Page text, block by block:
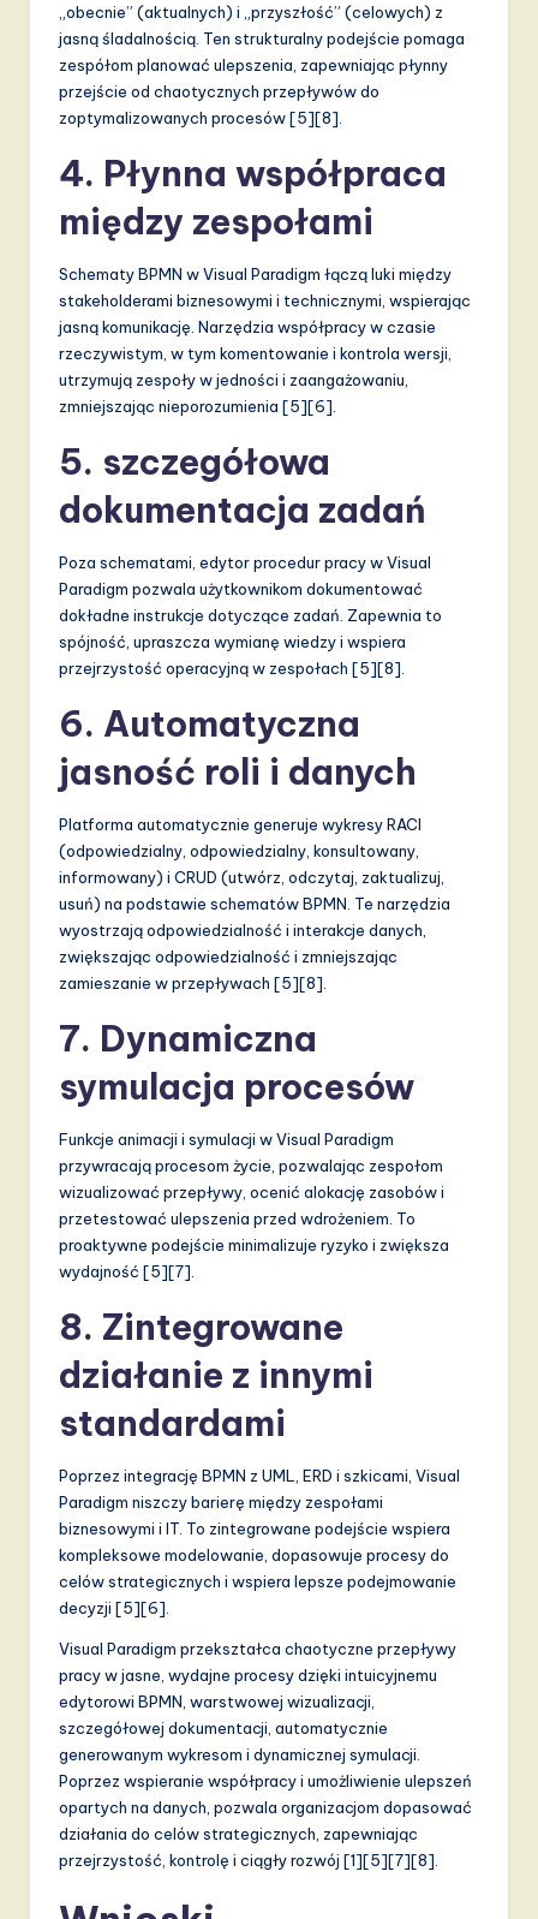
it
o
ti
„obecnie” (aktualnych) i „przyszłość” (celowych) z
jasną śladalnością. Ten strukturalny podejście pomaga
zespółom planować ulepszenia, zapewniając płynny
przejście od chaotycznych przepływów do
zoptymalizowanych procesów [5][8].
4. Płynna współpraca
między zespołami
Schematy BPMN w Visual Paradigm łączą luki między
stakeholderami biznesowymi i technicznymi, wspierając
jasną komunikację. Narzędzia współpracy w czasie
rzeczywistym, w tym komentowanie i kontrola wersji,
utrzymują zespoły w jedności i zaangażowaniu,
zmniejszając nieporozumienia [5][6].
5. szczegółowa
dokumentacja zadań
Poza schematami, edytor procedur pracy w Visual
Paradigm pozwala użytkownikom dokumentować
dokładne instrukcje dotyczące zadań. Zapewnia to
spójność, upraszcza wymianę wiedzy i wspiera
przejrzystość operacyjną w zespołach [5][8].
6. Automatyczna
jasność roli i danych
Platforma automatycznie generuje wykresy RACI
(odpowiedzialny, odpowiedzialny, konsultowany,
informowany) i CRUD (utwórz, odczytaj, zaktualizuj,
usuń) na podstawie schematów BPMN. Te narzędzia
wyostrzają odpowiedzialność i interakcje danych,
zwiększając odpowiedzialność i zmniejszając
zamieszanie w przepływach [5][8].
7. Dynamiczna
symulacja procesów
Funkcje animacji i symulacji w Visual Paradigm
przywracają procesom życie, pozwalając zespołom
wizualizować przepływy, ocenić alokację zasobów i
przetestować ulepszenia przed wdrożeniem. To
proaktywne podejście minimalizuje ryzyko i zwiększa
wydajność [5][7].
8. Zintegrowane
działanie z innymi
standardami
Poprzez integrację BPMN z UML, ERD i szkicami, Visual
Paradigm niszczy barierę między zespołami
biznesowymi i IT. To zintegrowane podejście wspiera
kompleksowe modelowanie, dopasowuje procesy do
celów strategicznych i wspiera lepsze podejmowanie
decyzji [5][6].
Visual Paradigm przekształca chaotyczne przepływy
pracy w jasne, wydajne procesy dzięki intuicyjnemu
edytorowi BPMN, warstwowej wizualizacji,
szczegółowej dokumentacji, automatycznie
generowanym wykresom i dynamicznej symulacji.
Poprzez wspieranie współpracy i umożliwienie ulepszeń
opartych na danych, pozwala organizacjom dopasować
działania do celów strategicznych, zapewniając
przejrzystość, kontrolę i ciągły rozwój [1][5][7][8].